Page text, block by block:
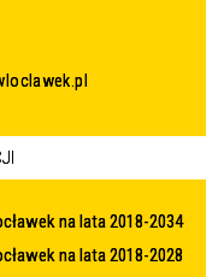
na lata 2018-2034
na lata 2018-2028